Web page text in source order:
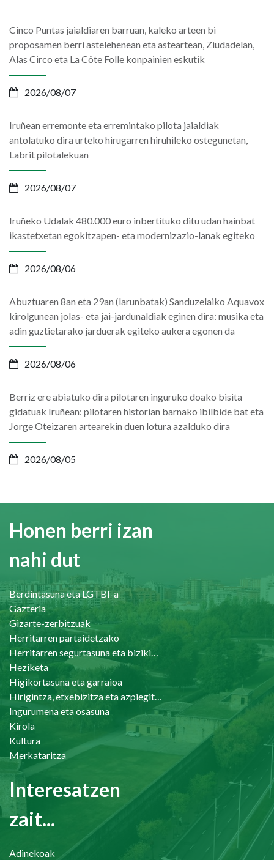
Cinco Puntas jaialdiaren barruan, kaleko arteen bi
proposamen berri astelehenean eta asteartean, Ziudadelan,
Alas Circo eta La Côte Folle konpainien eskutik
2026/08/07
Iruñean erremonte eta erremintako pilota jaialdiak
antolatuko dira urteko hirugarren hiruhileko ostegunetan,
Labrit pilotalekuan
2026/08/07
Iruñeko Udalak 480.000 euro inbertituko ditu udan hainbat
ikastetxetan egokitzapen- eta modernizazio-lanak egiteko
2026/08/06
Abuztuaren 8an eta 29an (larunbatak) Sanduzelaiko Aquavox
kirolgunean jolas- eta jai-jardunaldiak eginen dira: musika eta
adin guztietarako jarduerak egiteko aukera egonen da
2026/08/06
Berriz ere abiatuko dira pilotaren inguruko doako bisita
gidatuak Iruñean: pilotaren historian barnako ibilbide bat eta
Jorge Oteizaren artearekin duen lotura azalduko dira
2026/08/05
Honen berri izan
nahi dut
Berdintasuna eta LGTBI-a
Gazteria
Gizarte-zerbitzuak
Herritarren partaidetzako
Herritarren segurtasuna eta bizikidetasuna
Heziketa
Higikortasuna eta garraioa
Hirigintza, etxebizitza eta azpiegiturak
Ingurumena eta osasuna
Kirola
Kultura
Merkataritza
Interesatzen
zait...
Adinekoak